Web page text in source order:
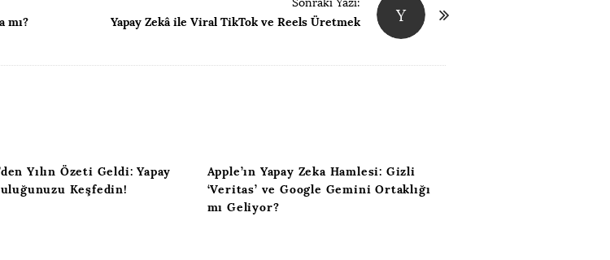
mı? Y
Sonraki Yazı:
Yapay Zekâ ile Viral TikTok ve Reels Üretmek
Yılın Özeti Geldi: Yapay
Keşfedin!
Apple’ın Yapay Zeka Hamlesi: Gizli
‘Veritas’ ve Google Gemini Ortaklığı
mı Geliyor?